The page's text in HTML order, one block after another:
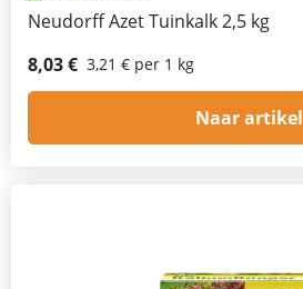
Neudorff Azet Tuinkalk 2,5 kg
8,03 € 3,21 € per 1 kg
Naar artikel